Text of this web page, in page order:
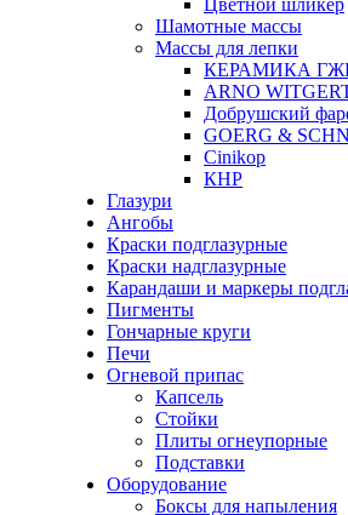
Цветной шликер
Шамотные массы
Массы для лепки
КЕРАМИКА
ARNO
Добрушский
GOERG &
Cinikop
КНР
Глазури
Ангобы
Краски подглазурные
Краски надглазурные
Карандаши и маркеры
Пигменты
Гончарные круги
Печи
Огневой припас
Капсель
Стойки
Плиты огнеупорные
Подставки
Оборудование
Боксы для напыления